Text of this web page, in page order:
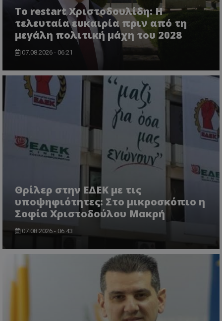
Το restart Χριστοδουλίδη: Η
τελευταία ευκαιρία πριν από τη
μεγάλη πολιτική μάχη του 2028
07.08.2026 - 06:21
Θρίλερ στην ΕΔΕΚ με τις
υποψηφιότητες: Στο μικροσκόπιο η
Σοφία Χριστοδούλου Μακρή
07.08.2026 - 06:43
usprivacy
.lifenewscy.tothemaonline.com
ASP.NET_SessionId
Microsoft Corporation
VISITOR_PRIVACY_METADATA
YouTube
.youtube.com